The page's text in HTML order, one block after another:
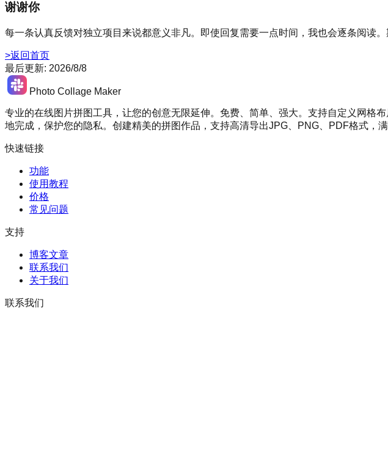
谢谢你
每一条认真反馈对独立项目来说都意义非凡。即使回复需要一点时间，我也会逐条阅读。
>返回首页
最后更新: 2026/8/8
Photo Collage Maker
专业的在线图片拼图工具，让您的创意无限延伸。免费、简单、强大。支持自定义网格
地完成，保护您的隐私。创建精美的拼图作品，支持高清导出JPG、PNG、PDF格式，满
快速链接
功能
使用教程
价格
常见问题
支持
博客文章
联系我们
关于我们
联系我们